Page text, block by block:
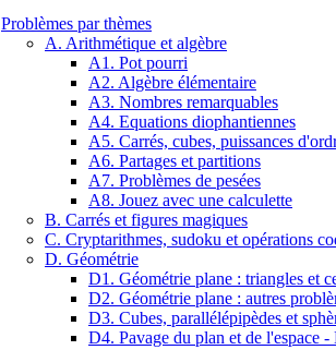
Problèmes par thèmes
A. Arithmétique et algèbre
A1. Pot pourri
A2. Algèbre élémentaire
A3. Nombres remarquables
A4. Equations diophantiennes
A5. Carrés, cubes, puissances
A6. Partages et partitions
A7. Problèmes de pesées
A8. Jouez avec une calculette
B. Carrés et figures magiques
C. Cryptarithmes, sudoku et opérations
D. Géométrie
D1. Géométrie plane : triangles et
D2. Géométrie plane : autres
D3. Cubes, parallélépipèdes et
D4. Pavage du plan et de l'espace -